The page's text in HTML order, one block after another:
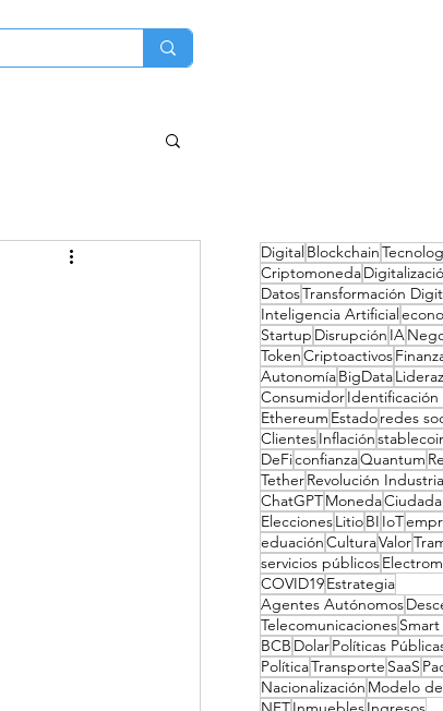
DigitalBlockchain
Criptomoneda
DatosTransformación
Inteligencia Artificial
Startup Disrupción IA
TokenCriptoactivos
AutonomíaBigData
Consumidor
Ethereum Estadoredes
ClientesInflación
DeFiconfianzaQuantum
TetherRevolución
ChatGPTMoneda
EleccionesLitioBI IoT
eduaciónCulturaValor
servicios públicos
COVID19Estrategia
Agentes Autónomos
Telecomunicaciones
BCB DolarPolíticas
PolíticaTransporte SaaS
Nacionalización Modelo